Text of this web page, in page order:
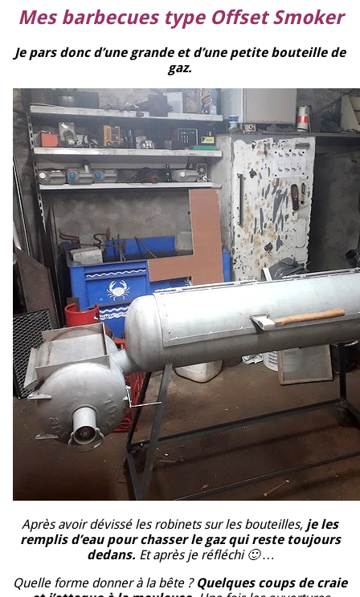
Mes barbecues type Offset Smoker
Je pars donc d’une grande et d’une petite bouteille de
gaz.
Après avoir dévissé les robinets sur les bouteilles, je les
remplis d’eau pour chasser le gaz qui reste toujours
dedans. Et après je réfléchi 🙂 …
Quelle forme donner à la bête ? Quelques coups de craie